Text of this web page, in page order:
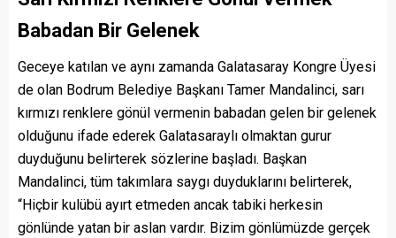
Babadan Bir Gelenek
Geceye katılan ve aynı zamanda Galatasaray Kongre Üyesi
de olan Bodrum Belediye Başkanı Tamer Mandalinci, sarı
kırmızı renklere gönül vermenin babadan gelen bir gelenek
olduğunu ifade ederek Galatasaraylı olmaktan gurur
duyduğunu belirterek sözlerine başladı. Başkan
Mandalinci, tüm takımlara saygı duyduklarını belirterek,
“Hiçbir kulübü ayırt etmeden ancak tabiki herkesin
gönlünde yatan bir aslan vardır. Bizim gönlümüzde gerçek